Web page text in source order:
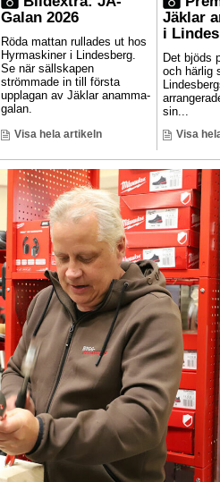
Galan 2026
Röda mattan rullades ut hos
Hyrmaskiner i Lindesberg.
Se när sällskapen
strömmade in till första
upplagan av Jäklar anamma-
galan.
Visa hela artikeln
Jäklar
i
Det bjöds
och härlig
sin...
Visa